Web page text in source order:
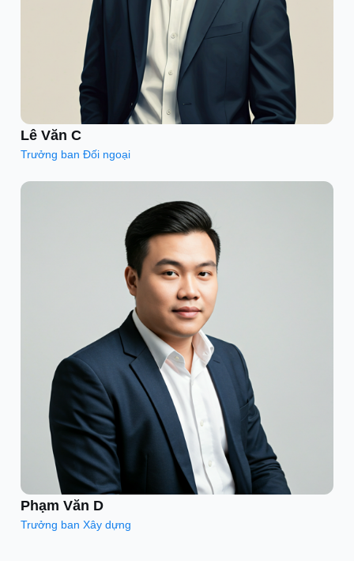
Lê Văn C
Trưởng ban Đối ngoại
Phạm Văn D
Trưởng ban Xây dựng